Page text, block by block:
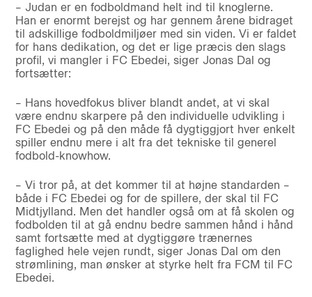
– Judan er en fodboldmand helt ind til knoglerne.
Han er enormt berejst og har gennem årene bidraget
til adskillige fodboldmiljøer med sin viden. Vi er faldet
for hans dedikation, og det er lige præcis den slags
profil, vi mangler i FC Ebedei, siger Jonas Dal og
fortsætter:
– Hans hovedfokus bliver blandt andet, at vi skal
være endnu skarpere på den individuelle udvikling i
FC Ebedei og på den måde få dygtiggjort hver enkelt
spiller endnu mere i alt fra det tekniske til generel
fodbold-knowhow.
– Vi tror på, at det kommer til at højne standarden –
både i FC Ebedei og for de spillere, der skal til FC
Midtjylland. Men det handler også om at få skolen og
fodbolden til at gå endnu bedre sammen hånd i hånd
samt fortsætte med at dygtiggøre trænernes
faglighed hele vejen rundt, siger Jonas Dal om den
strømlining, man ønsker at styrke helt fra FCM til FC
Ebedei.